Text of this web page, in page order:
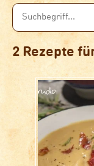
2 Rezepte